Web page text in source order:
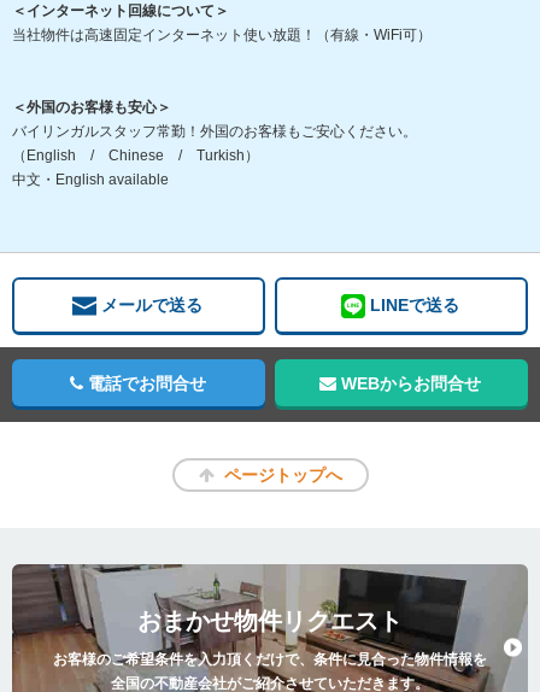
＜インターネット回線について＞
当社物件は高速固定インターネット使い放題！（有線・WiFi可）
＜外国のお客様も安心＞
バイリンガルスタッフ常勤！外国のお客様もご安心ください。
（English / Chinese / Turkish）
中文・English available
メールで送る LINEで送る
電話でお問合せ WEBからお問合せ
ページトップへ
おまかせ物件リクエスト
お客様のご希望条件を入力頂くだけで、条件に見合った物件情報を
全国の不動産会社がご紹介させていただきます。